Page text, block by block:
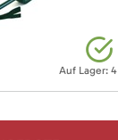
Auf Lager: 4